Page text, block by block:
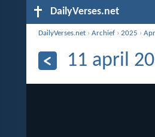
DailyVerses.net
DailyVerses.net ›Archief ›2025 ›
11 april